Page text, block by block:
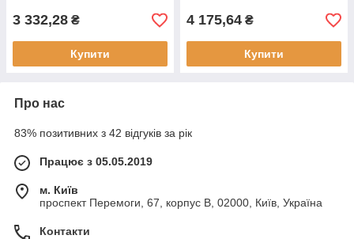
3 332,28 ₴
Купити
4 175,64 ₴
Купити
Про нас
83% позитивних з 42 відгуків за рік
Працює з 05.05.2019
м. Київ
проспект Перемоги, 67, корпус В, 02000, Київ, Україна
Контакти